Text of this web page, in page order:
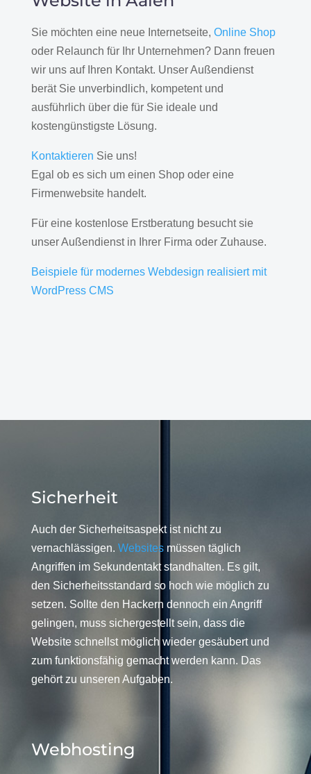
Sie möchten eine neue Internetseite, Online Shop
oder Relaunch für Ihr Unternehmen? Dann freuen
wir uns auf Ihren Kontakt. Unser Außendienst
berät Sie unverbindlich, kompetent und
ausführlich über die für Sie ideale und
kostengünstigste Lösung.
Kontaktieren Sie uns!
Egal ob es sich um einen Shop oder eine
Firmenwebsite handelt.
Für eine kostenlose Erstberatung besucht sie
unser Außendienst in Ihrer Firma oder Zuhause.
Beispiele für modernes Webdesign realisiert mit
WordPress CMS
Sicherheit
Auch der Sicherheitsaspekt ist nicht zu
vernachlässigen. Websitesmüssen täglich
Angriffen im Sekundentakt standhalten. Es gilt,
den Sicherheitsstandard so hoch wie möglich zu
setzen. Sollte den Hackern dennoch ein Angriff
gelingen, muss sichergestellt sein, dass die
Website schnellst möglich wieder gesäubert und
zum funktionsfähig gemacht werden kann. Das
gehört zu unseren Aufgaben.
Webhosting